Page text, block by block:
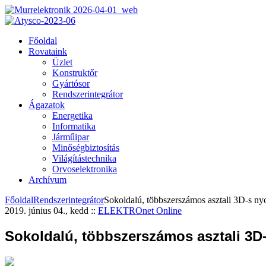
Főoldal
Rovataink
Üzlet
Konstruktőr
Gyártósor
Rendszerintegrátor
Ágazatok
Energetika
Informatika
Járműipar
Minőségbiztosítás
Világítástechnika
Orvoselektronika
Archívum
FőoldalRendszerintegrátorSokoldalú, többszerszámos asztali 3D-s
2019. június 04., kedd :: ELEKTROnet Online
Sokoldalú, többszerszámos asztali